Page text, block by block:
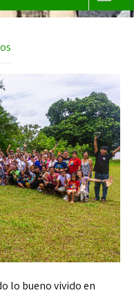
lo bueno vivido en